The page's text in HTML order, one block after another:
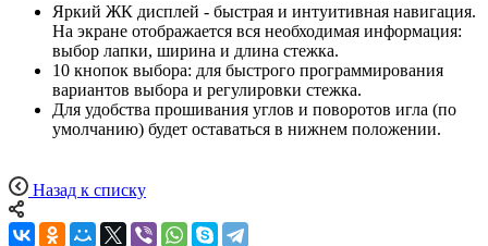
Яркий ЖК дисплей - быстрая и интуитивная навигация.
На экране отображается вся необходимая информация:
выбор лапки, ширина и длина стежка.
10 кнопок выбора: для быстрого программирования
вариантов выбора и регулировки стежка.
Для удобства прошивания углов и поворотов игла (по
умолчанию) будет оставаться в нижнем положении.
Назад к списку